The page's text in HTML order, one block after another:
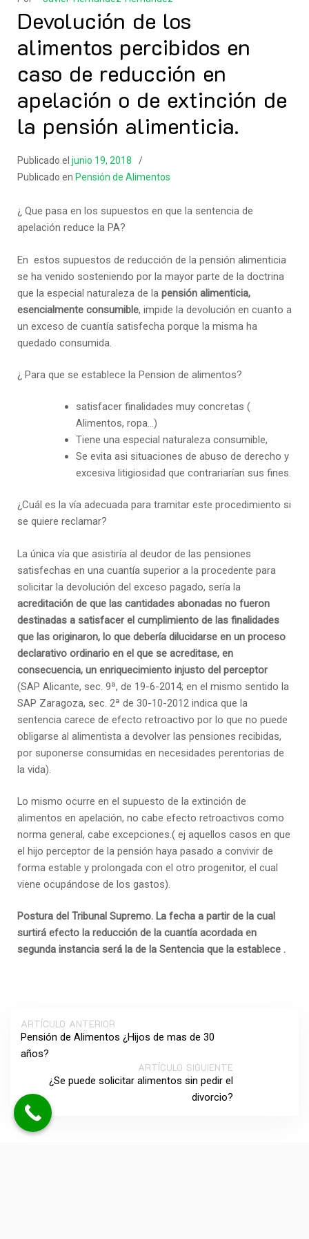
Devolución de los
alimentos percibidos en
caso de reducción en
apelación o de extinción de
la pensión alimenticia.
Publicado el junio 19, 2018
Publicado en Pensión de Alimentos
¿ Que pasa en los supuestos en que la sentencia de
apelación reduce la PA?
En estos supuestos de reducción de la pensión alimenticia
se ha venido sosteniendo por la mayor parte de la doctrina
que la especial naturaleza de la pensión alimenticia,
esencialmente consumible, impide la devolución en cuanto a
un exceso de cuantía satisfecha porque la misma ha
quedado consumida.
¿ Para que se establece la Pension de alimentos?
satisfacer finalidades muy concretas (
Alimentos, ropa…)
Tiene una especial naturaleza consumible,
Se evita asi situaciones de abuso de derecho y
excesiva litigiosidad que contrariarían sus fines.
¿Cuál es la vía adecuada para tramitar este procedimiento si
se quiere reclamar?
La única vía que asistiría al deudor de las pensiones
satisfechas en una cuantía superior a la procedente para
solicitar la devolución del exceso pagado, sería la
acreditación de que las cantidades abonadas no fueron
destinadas a satisfacer el cumplimiento de las finalidades
que las originaron, lo que debería dilucidarse en un proceso
declarativo ordinario en el que se acreditase, en
consecuencia, un enriquecimiento injusto del perceptor
(SAP Alicante, sec. 9ª, de 19-6-2014; en el mismo sentido la
SAP Zaragoza, sec. 2ª de 30-10-2012 indica que la
sentencia carece de efecto retroactivo por lo que no puede
obligarse al alimentista a devolver las pensiones recibidas,
por suponerse consumidas en necesidades perentorias de
la vida).
Lo mismo ocurre en el supuesto de la extinción de
alimentos en apelación, no cabe efecto retroactivos como
norma general, cabe excepciones.( ej aquellos casos en que
el hijo perceptor de la pensión haya pasado a convivir de
forma estable y prolongada con el otro progenitor, el cual
viene ocupándose de los gastos).
Postura del Tribunal Supremo. La fecha a partir de la cual
surtirá efecto la reducción de la cuantía acordada en
segunda instancia será la de la Sentencia que la establece .
ARTÍCULO ANTERIOR
Pensión de Alimentos ¿Hijos de mas de 30
años?
ARTÍCULO SIGUIENTE
¿Se puede solicitar alimentos sin pedir el
divorcio?